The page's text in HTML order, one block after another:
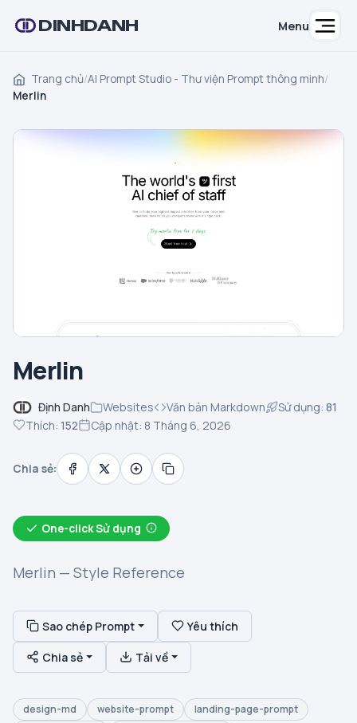
DINHDANH Menu
Trang chủ/AI Prompt Studio - Thư viện Prompt thông minh/
Merlin
Merlin
Định Danh Websites Văn bản Markdown Sử dụng: 81
Thích: 152 Cập nhật: 8 Tháng 6, 2026
Chia sẻ:
One-click Sử dụng
Merlin — Style Reference
Sao chép Prompt Yêu thích
Chia sẻ Tải về
design-md website-prompt
landing-page-prompt